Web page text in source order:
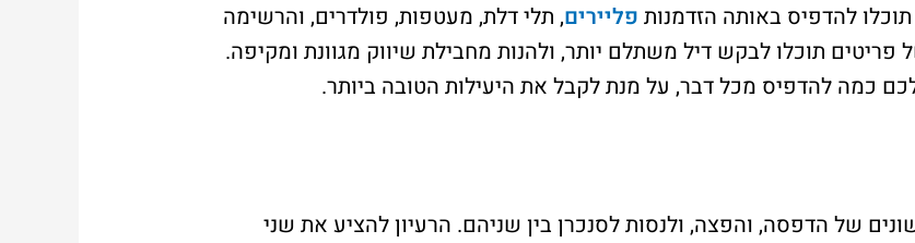
להדפיס באותה הזדמנות פליירים, תלי דלת, מעטפות, פולדרים, והרשימה
תוכלו לבקש דיל משתלם יותר, ולהנות מחבילת שיווק מגוונת ומקיפה.
כמה להדפיס מכל דבר, על מנת לקבל את היעילות הטובה ביותר.
של הדפסה, והפצה, ולנסות לסנכרן בין שניהם. הרעיון להציע את שני